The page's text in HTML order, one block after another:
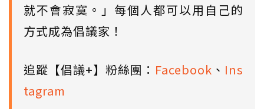
就不會寂寞。」每個人都可以用自己的
方式成為倡議家！
追蹤【倡議+】粉絲團： Facebook 、 Ins
tagram